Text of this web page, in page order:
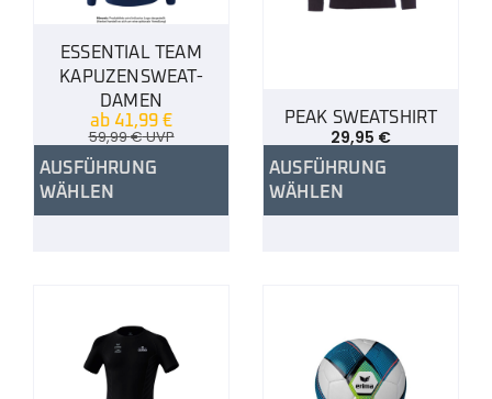
ESSENTIAL TEAM
KAPUZENSWEAT-
DAMEN
ab 41,99 €
59,99€UVP
AUSFÜHRUNG
WÄHLEN
PEAK SWEATSHIRT
29,95 €
AUSFÜHRUNG
WÄHLEN